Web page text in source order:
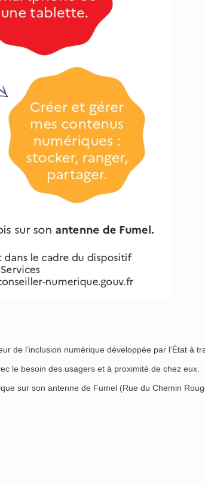
de l’inclusion numérique développée par l’État à
le besoin des usagers et à proximité de chez eux.
sur son antenne de Fumel (Rue du Chemin